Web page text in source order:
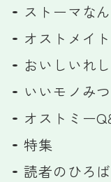
ストーマな
オストメイ
おいしいれ
いいモノみ
オストミー
特集
読者のひろば